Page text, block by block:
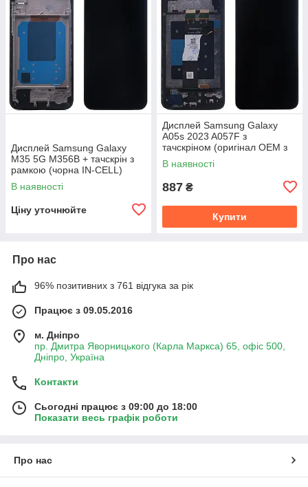
Дисплей Samsung Galaxy
M35 5G M356B + тачскрін з
рамкою (чорна IN-CELL)
В наявності
Ціну уточнюйте
Дисплей Samsung Galaxy
A05s 2023 A057F з
тачскріном (оригінал OEM з
рамкою)
В наявності
887 ₴
Купити
Про нас
96% позитивних з 761 відгука за рік
Працює з 09.05.2016
м. Дніпро
пр. Дмитра Яворницького (Карла Маркса) 65, офіс 500,
Дніпро, Україна
Контакти
Сьогодні працює з 09:00 до 18:00
Показати весь графік роботи
Про нас